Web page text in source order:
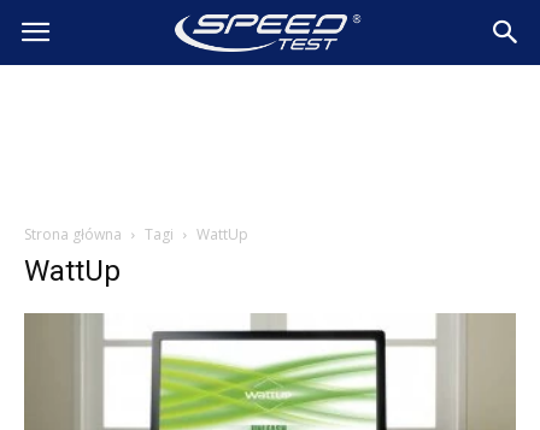
SpeedTest.pl
Strona główna Tagi WattUp
WattUp